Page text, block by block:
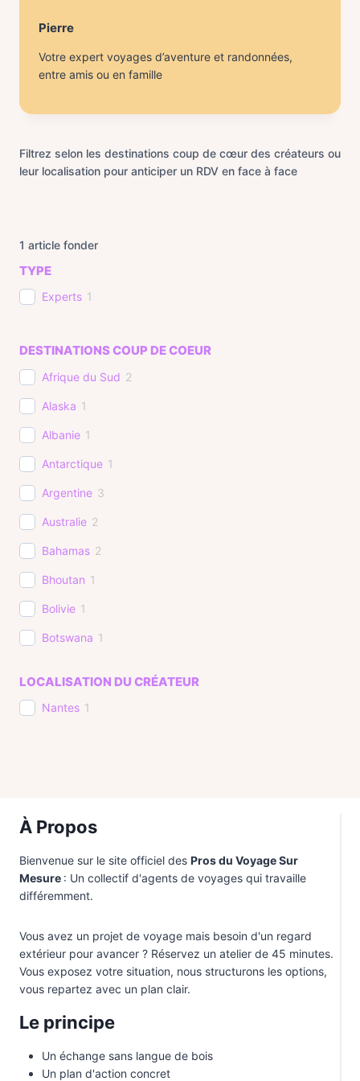
Pierre
Votre expert voyages d’aventure et randonnées,
entre amis ou en famille
Filtrez selon les destinations coup de cœur des créateurs ou
leur localisation pour anticiper un RDV en face à face
1 article fonder
TYPE
Experts 1
DESTINATIONS COUP DE COEUR
Afrique du Sud 2
Alaska 1
Albanie 1
Antarctique 1
Argentine 3
Australie 2
Bahamas 2
Bhoutan 1
Bolivie 1
Botswana 1
Costa Rica
Croatie 1
Ecosse 2
Equateur 1
Etats-Unis 5
Finlande 2
Guadeloupe 1
LOCALISATION DU CRÉATEUR
Nantes 1
À Propos
Bienvenue sur le site officiel des Pros du Voyage Sur
Mesure : Un collectif d'agents de voyages qui travaille
différemment.
Vous avez un projet de voyage mais besoin d'un regard
extérieur pour avancer ? Réservez un atelier de 45 minutes.
Vous exposez votre situation, nous structurons les options,
vous repartez avec un plan clair.
Le principe
Un échange sans langue de bois
Un plan d'action concret